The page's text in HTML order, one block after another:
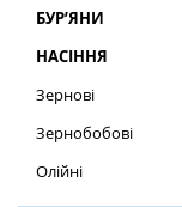
БУР’ЯНИ
НАСІННЯ
Зернові
Зернобобові
Олійні